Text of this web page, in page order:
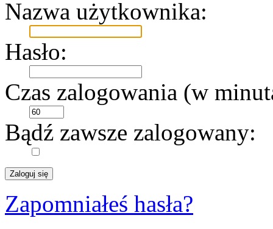
Nazwa użytkownika:
Hasło:
Czas zalogowania (w
Bądź zawsze zalogowany:
Zapomniałeś hasła?